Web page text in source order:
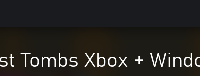
Tombs Xbox +